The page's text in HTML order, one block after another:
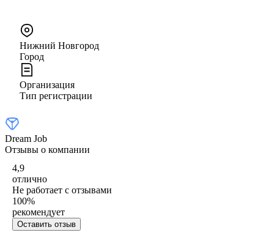
Нижний Новгород
Город
Организация
Тип регистрации
Dream Job
Отзывы о компании
4,9
отлично
Не работает с отзывами
100%
рекомендует
Оставить отзыв